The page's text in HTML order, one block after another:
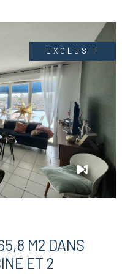
CONTACT
M2 DANS
ET 2
EXCLUSIF